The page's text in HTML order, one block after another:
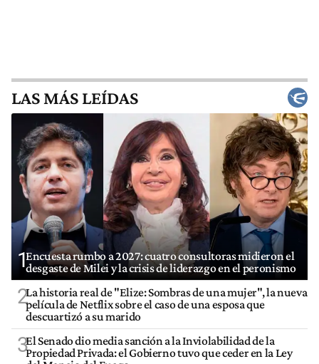
LAS MÁS LEÍDAS
1Encuesta rumbo a 2027: cuatro consultoras midieron el
desgaste de Milei y la crisis de liderazgo en el peronismo
2La historia real de "Elize: Sombras de una mujer", la nueva
película de Netflix sobre el caso de una esposa que
descuartizó a su marido
3El Senado dio media sanción a la Inviolabilidad de la
Propiedad Privada: el Gobierno tuvo que ceder en la Ley